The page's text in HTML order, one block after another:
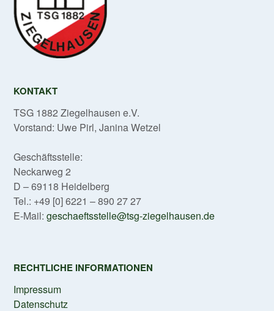
KONTAKT
TSG 1882 Ziegelhausen e.V.
Vorstand: Uwe Pirl, Janina Wetzel
Geschäftsstelle:
Neckarweg 2
D – 69118 Heidelberg
Tel.: +49 [0] 6221 – 890 27 27
E-Mail: geschaeftsstelle@tsg-ziegelhausen.de
RECHTLICHE INFORMATIONEN
Impressum
Datenschutz